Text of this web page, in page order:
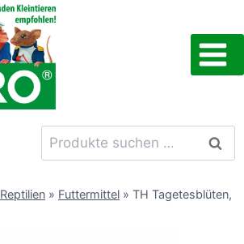
Suchen
nach:
Reptilien » Futtermittel » TH Tagetesblüten,